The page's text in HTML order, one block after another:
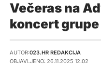
Večeras na
koncert grupe
AUTOR:023.HR REDAKCIJA
OBJAVLJENO: 26.11.2025 12:02